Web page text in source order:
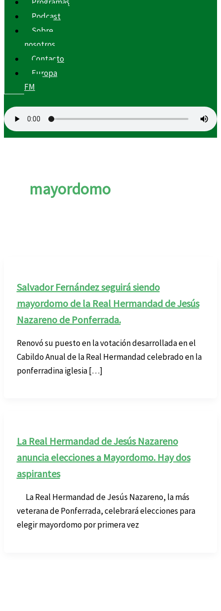
Podcast
Sobre
nosotros
Contacto
Europa
FM
mayordomo
Salvador Fernández seguirá siendo
mayordomo de la Real Hermandad de Jesús
Nazareno de Ponferrada.
Renovó su puesto en la votación desarrollada en el
Cabildo Anual de la Real Hermandad celebrado en la
ponferradina iglesia […]
La Real Hermandad de Jesús Nazareno
anuncia elecciones a Mayordomo. Hay dos
aspirantes
La Real Hermandad de Jesús Nazareno, la más
veterana de Ponferrada, celebrará elecciones para
elegir mayordomo por primera vez